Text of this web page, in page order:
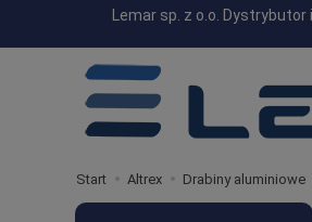
Lemar sp. z o.o.
Start Altrex Drabiny aluminiowe